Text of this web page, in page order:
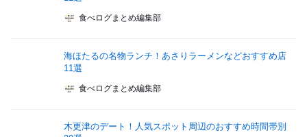
食べログまとめ編集部
海ほたるの名物ランチ！あさりラーメンなどおすすめ店
11選
食べログまとめ編集部
木更津のデート！人気スポット周辺のおすすめ時間帯別